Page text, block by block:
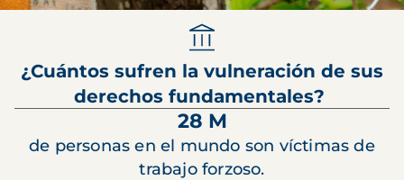
¿Cuántos sufren la vulneración de sus
derechos fundamentales?
28 M
de personas en el mundo son víctimas de
trabajo forzoso.